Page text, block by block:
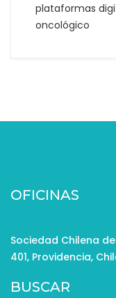
plataformas
oncológico
OFICINAS
Sociedad Chilena
401, Providencia,
BUSCAR